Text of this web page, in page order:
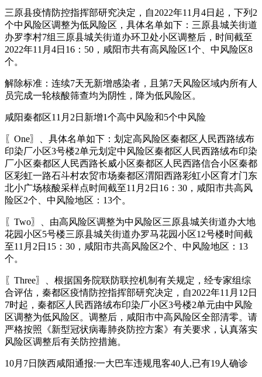
三原县疫情防控指挥部研究决定，自2022年11月4日起，下列2
个中风险区调整为低风险区，具体名单如下：三原县城关街道
办罗李村7组三原县城关街道办环卫处小区调整后，时间截至
2022年11月4日16：50，咸阳市共有高风险区1个、中风险区8
个。
解除标准：连续7天无新增感染者，且第7天风险区域内所有人
员完成一轮核酸筛查均为阴性，降为低风险区。
咸阳秦都区11月2日新增1个高中风险和5个中风险
〖One〗、具体名单如下：划定高风险区秦都区人民西路绒布
印染厂小区3号楼2单元划定中风险区秦都区人民西路绒布印染
厂小区秦都区人民西路长威小区秦都区人民西路信合小区秦都
区彩虹一路石斗村农贸市场秦都区渭阳西路彩虹小区育才门东
北小广场核酸采样点时间截至11月2日16：30，咸阳市共高风
险区2个、中风险地区：13个。
〖Two〗、由高风险区调整为中风险区三原县城关街道办大地
花园小区5号楼三原县城关街道办罗马花园小区12号楼时间截
至11月2日15：30，咸阳市共高风险区2个、中风险地区：13
个。
〖Three〗、根据国务院联防联控机制有关规定，经专家组综
合评估，秦都区疫情防控指挥部研究决定，自2022年11月12日
7时起，秦都区人民西路绒布印染厂小区3号楼2单元由中风险
区调整为低风险区。调整后，咸阳市中高风险区全部清零。请
严格按照《新型冠状病毒肺炎防控方案》有关要求，认真落实
风险区调整后有关防控措施。
10月7日陕西咸阳通报:一大巴车违规甩客40人,已有19人确诊